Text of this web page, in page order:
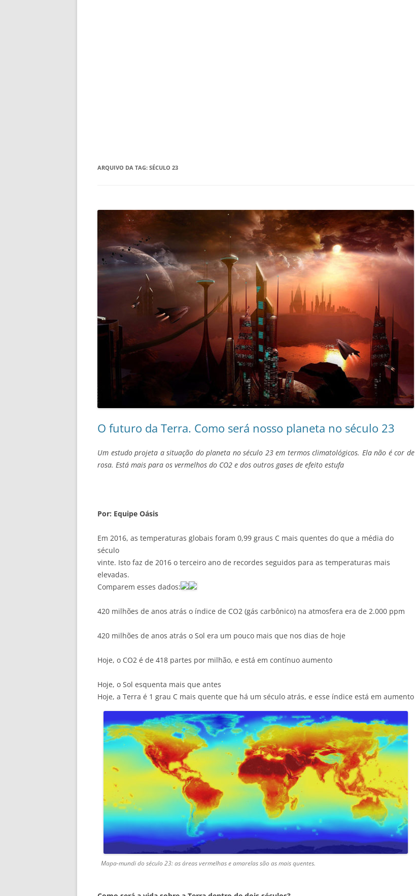
ARQUIVO DA TAG: SÉCULO 23
O futuro da Terra. Como será nosso planeta no século 23
Um estudo projeta a situação do planeta no século 23 em termos climatológicos. Ela não é cor de
rosa. Está mais para os vermelhos do CO2 e dos outros gases de efeito estufa
Por: Equipe Oásis
Em 2016, as temperaturas globais foram 0,99 graus C mais quentes do que a média do
século
vinte. Isto faz de 2016 o terceiro ano de recordes seguidos para as temperaturas mais
elevadas.
Comparem esses dados:
420 milhões de anos atrás o índice de CO2 (gás carbônico) na atmosfera era de 2.000 ppm
420 milhões de anos atrás o Sol era um pouco mais que nos dias de hoje
Hoje, o CO2 é de 418 partes por milhão, e está em contínuo aumento
Hoje, o Sol esquenta mais que antes
Hoje, a Terra é 1 grau C mais quente que há um século atrás, e esse índice está em aumento
Mapa-mundi do século 23: as áreas vermelhas e amarelas são as mais quentes.